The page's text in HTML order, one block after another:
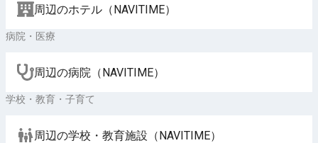
周辺のホテル（NAVITIME）
病院・医療
周辺の病院（NAVITIME）
学校・教育・子育て
周辺の学校・教育施設（NAVITIME）